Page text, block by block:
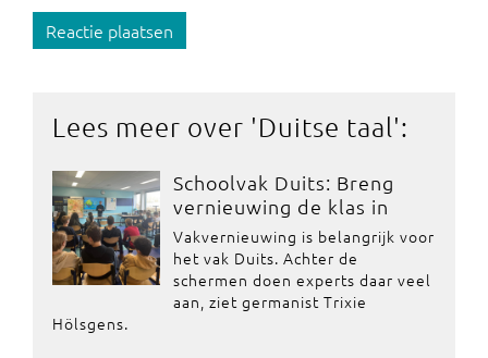
Reactie plaatsen
Lees meer over 'Duitse taal':
Schoolvak Duits: Breng
vernieuwing de klas in
Vakvernieuwing is belangrijk voor
het vak Duits. Achter de
schermen doen experts daar veel
aan, ziet germanist Trixie
Hölsgens.